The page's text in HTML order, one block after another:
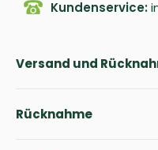
Kundenservice:
Versand und
Rücknahme